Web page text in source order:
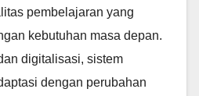
pembelajaran yang
kebutuhan masa depan.
digitalisasi, sistem
dengan perubahan